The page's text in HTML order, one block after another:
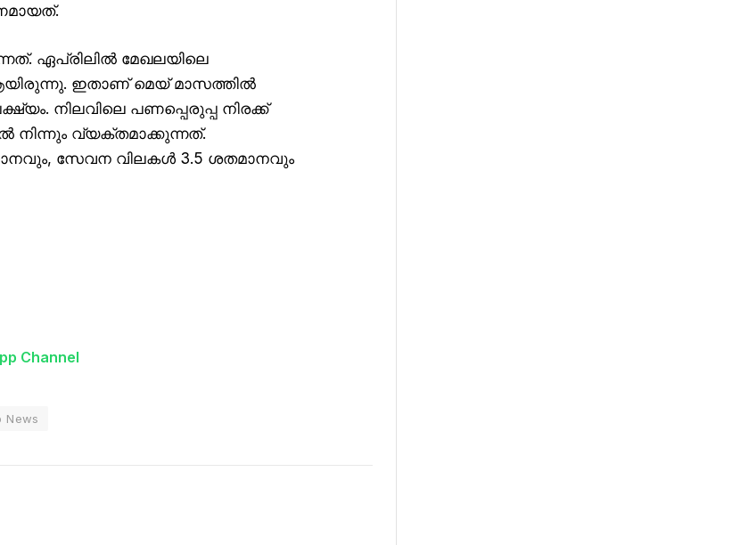
ഏപ്രിലിൽ മേഖലയിലെ
ഇതാണ് മെയ് മാസത്തിൽ
നിലവിലെ പണപ്പെരുപ്പ നിരക്ക്
നിന്നും വ്യക്തമാക്കുന്നത്.
സേവന വിലകൾ 3.5 ശതമാനവും
Channel
News